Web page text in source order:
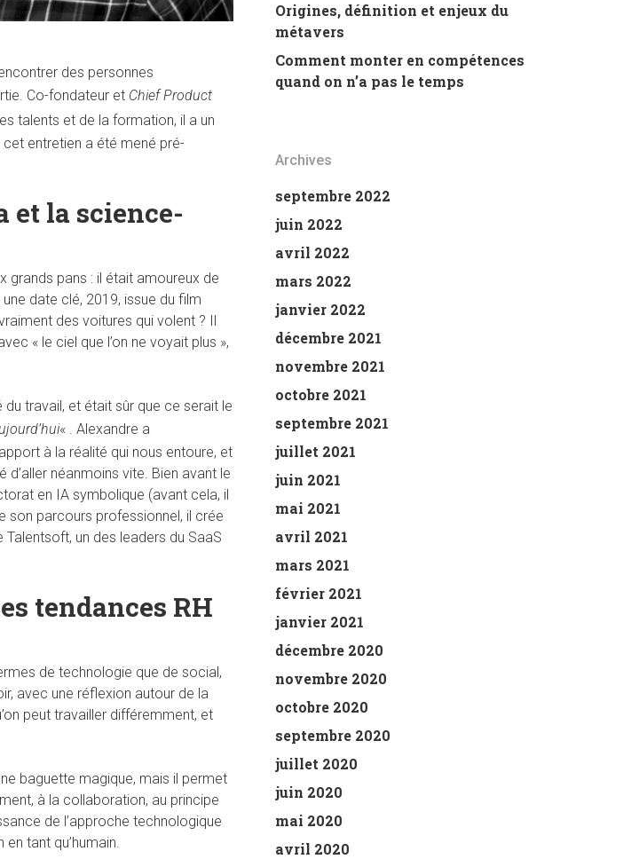
des personnes
Co-fondateur et Chief Product
talents et de la formation, il a un
entretien a été mené pré-
et la science-
grands pans : il était amoureux de
date clé, 2019, issue du film
des voitures qui volent ? Il
« le ciel que l’on ne voyait plus »,
travail, et était sûr que ce serait le
« . Alexandre a
à la réalité qui nous entoure, et
néanmoins vite. Bien avant le
en IA symbolique (avant cela, il
son parcours professionnel, il crée
Talentsoft, un des leaders du SaaS
tendances RH
de technologie que de social,
avec une réflexion autour de la
peut travailler différemment, et
baguette magique, mais il permet
à la collaboration, au principe
de l’approche technologique
tant qu’humain.
Origines, définition et enjeux du
métavers
Comment monter en compétences
quand on n’a pas le temps
Archives
septembre 2022
juin 2022
avril 2022
mars 2022
janvier 2022
décembre 2021
novembre 2021
octobre 2021
septembre 2021
juillet 2021
juin 2021
mai 2021
avril 2021
mars 2021
février 2021
janvier 2021
décembre 2020
novembre 2020
octobre 2020
septembre 2020
juillet 2020
juin 2020
mai 2020
avril 2020